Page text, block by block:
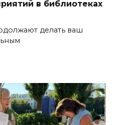
в библиотеках
делать ваш